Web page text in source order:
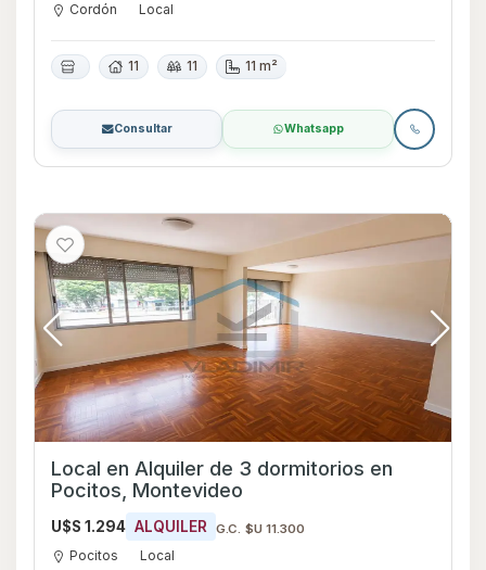
Cordón Local
11 11 11 m²
Consultar Whatsapp
Local en Alquiler de 3 dormitorios en
Pocitos, Montevideo
U$S 1.294 ALQUILER G.C. $U 11.300
Pocitos Local